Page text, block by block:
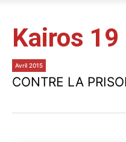
Kairos 19
Avril 2015
CONTRE LA